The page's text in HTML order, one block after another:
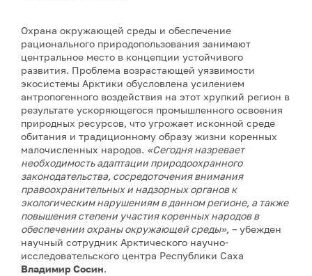
Охрана окружающей среды и обеспечение
рационального природопользования занимают
центральное место в концепции устойчивого
развития. Проблема возрастающей уязвимости
экосистемы Арктики обусловлена усилением
антропогенного воздействия на этот хрупкий регион в
результате ускоряющегося промышленного освоения
природных ресурсов, что угрожает исконной среде
обитания и традиционному образу жизни коренных
малочисленных народов. «Сегодня назревает
необходимость адаптации природоохранного
законодательства, сосредоточения внимания
правоохранительных и надзорных органов к
экологическим нарушениям в данном регионе, а также
повышения степени участия коренных народов в
обеспечении охраны окружающей среды», – убежден
научный сотрудник Арктического научно-
исследовательского центра Республики Саха
Владимир Сосин.